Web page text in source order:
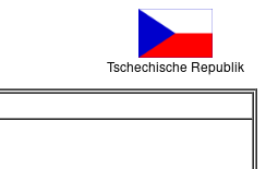
Tschechische Republik